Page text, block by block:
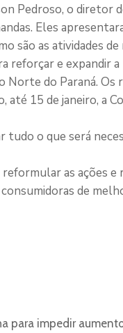
Pedroso, o diretor
Eles
são as atividades
e expandir
do Paraná.
15 de janeiro, a
o que será
as ações
de
para impedir